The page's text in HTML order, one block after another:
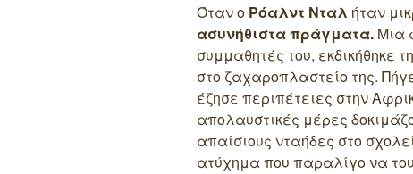
Όταν ο Ρόαλντ Νταλ ήταν
ασυνήθιστα πράγματα. Μια
συμμαθητές του, εκδικήθηκε
στο ζαχαροπλαστείο της.
έζησε περιπέτειες στην
απολαυστικές μέρες
απαίσιους νταήδες στο
ατύχημα που παραλίγο να